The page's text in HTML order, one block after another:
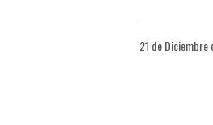
21 de Diciembre